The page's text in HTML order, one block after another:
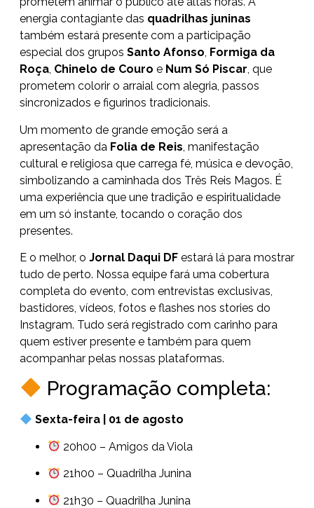
energia contagiante das quadrilhas juninas
também estará presente com a participação
especial dos grupos Santo Afonso, Formiga da
Roça, Chinelo de Couro e Num Só Piscar, que
prometem colorir o arraial com alegria, passos
sincronizados e figurinos tradicionais.
Um momento de grande emoção será a
apresentação da Folia de Reis , manifestação
cultural e religiosa que carrega fé, música e devoção,
simbolizando a caminhada dos Três Reis Magos. É
uma experiência que une tradição e espiritualidade
em um só instante, tocando o coração dos
presentes.
E o melhor, o Jornal Daqui DF estará lá para mostrar
tudo de perto. Nossa equipe fará uma cobertura
completa do evento, com entrevistas exclusivas,
bastidores, vídeos, fotos e flashes nos stories do
Instagram. Tudo será registrado com carinho para
quem estiver presente e também para quem
acompanhar pelas nossas plataformas.
Programação completa:
Sexta-feira | 01 de agosto
20h00 – Amigos da Viola
21h00 – Quadrilha Junina
21h30 – Quadrilha Junina